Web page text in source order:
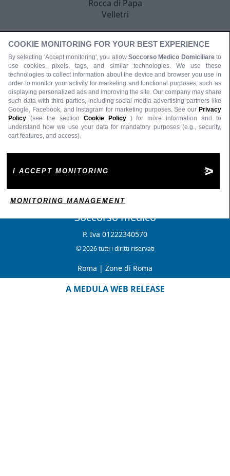
Rocca di Papa
Velletri
Soccorso medico
P. Iva 01222340570
© 2026 tutti i diritti riservati
Roma | Zone di Roma
A MEDULA WEB RELEASE
COOKIE MONITORING FOR YOUR BEST EXPERIENCE
By selecting 'Accept monitoring', you allow Soccorso Medico Domiciliare to
use cookies, pixels, tags, and similar technologies. We use these
technologies to collect information about the device and browser you use in
order to monitor your activity for marketing and functional purposes, such as
displaying personalized ads and improving the site. Our company may share
such data with third parties, including social media advertising partners like
Google, Facebook, and Instagram for marketing purposes. See our Privacy
Policy (see the section Cookie Policy
) for more information and to
understand how we use your data for mandatory purposes (e.g., security,
cart features, and access).
I ACCEPT MONITORING
MONITORING MANAGEMENT